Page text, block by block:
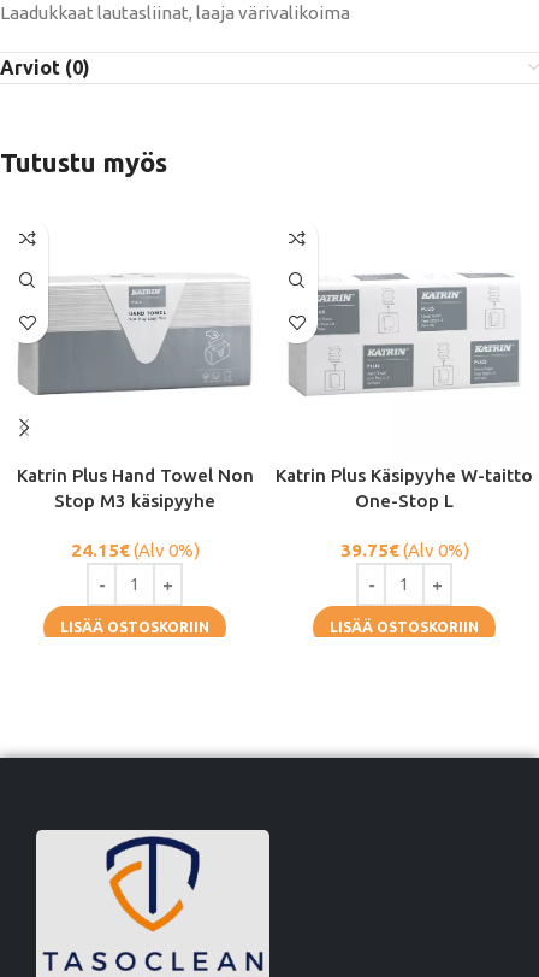
Laadukkaat lautasliinat, laaja värivalikoima
Arviot (0)
Tutustu myös
Katrin Plus Hand Towel Non
Stop M3 käsipyyhe
24.15€(Alv 0%)
LISÄÄ OSTOSKORIIN
Katrin Plus Käsipyyhe W-taitto
One-Stop L
39.75€(Alv 0%)
LISÄÄ OSTOSKORIIN